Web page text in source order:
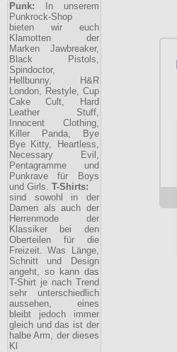
Punk: In unserem
Punkrock-Shop
bieten wir euch
Klamotten der
Marken Jawbreaker,
Black Pistols,
Spindoctor,
Hellbunny, H&R
London, Restyle, Cup
Cake Cult, Hard
Leather Stuff,
Innocent Clothing,
Killer Panda, Bye
Bye Kitty, Heartless,
Necessary Evil,
Pentagramme und
Punkrave für Boys
und Girls. T-Shirts:
sind sowohl in der
Damen als auch der
Herrenmode der
Klassiker bei den
Oberteilen für die
Freizeit. Was Länge,
Schnitt und Design
angeht, so kann das
T-Shirt je nach Trend
sehr unterschiedlich
aussehen, eines
bleibt jedoch immer
gleich und das ist der
halbe Arm, der dieses
Kl